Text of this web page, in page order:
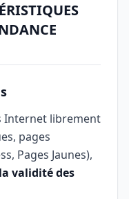
Internet librement
pages
Pages Jaunes),
validité des